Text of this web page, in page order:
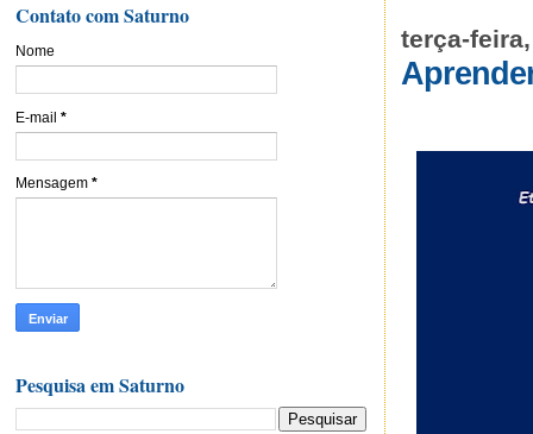
terça-
Contato com Saturno
Nome
E-mail *
Mensagem *
Pesquisa em Saturno